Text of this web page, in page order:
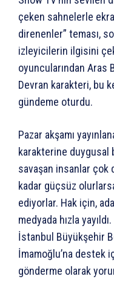
çeken sahnelerle
direnenler” teması,
izleyicilerin ilgisini
oyuncularından Aras
Devran karakteri, bu
gündeme oturdu.
Pazar akşamı
karakterine duygusal
savaşan insanlar çok
kadar güçsüz
ediyorlar. Hak için,
medyada hızla
İstanbul Büyükşehir
İmamoğlu’na destek
gönderme olarak